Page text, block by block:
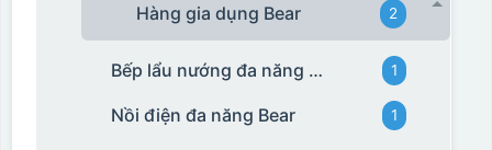
Hàng gia dụng Bear 2
Bếp lẩu nướng đa năng Bear 1
Nồi điện đa năng Bear 1